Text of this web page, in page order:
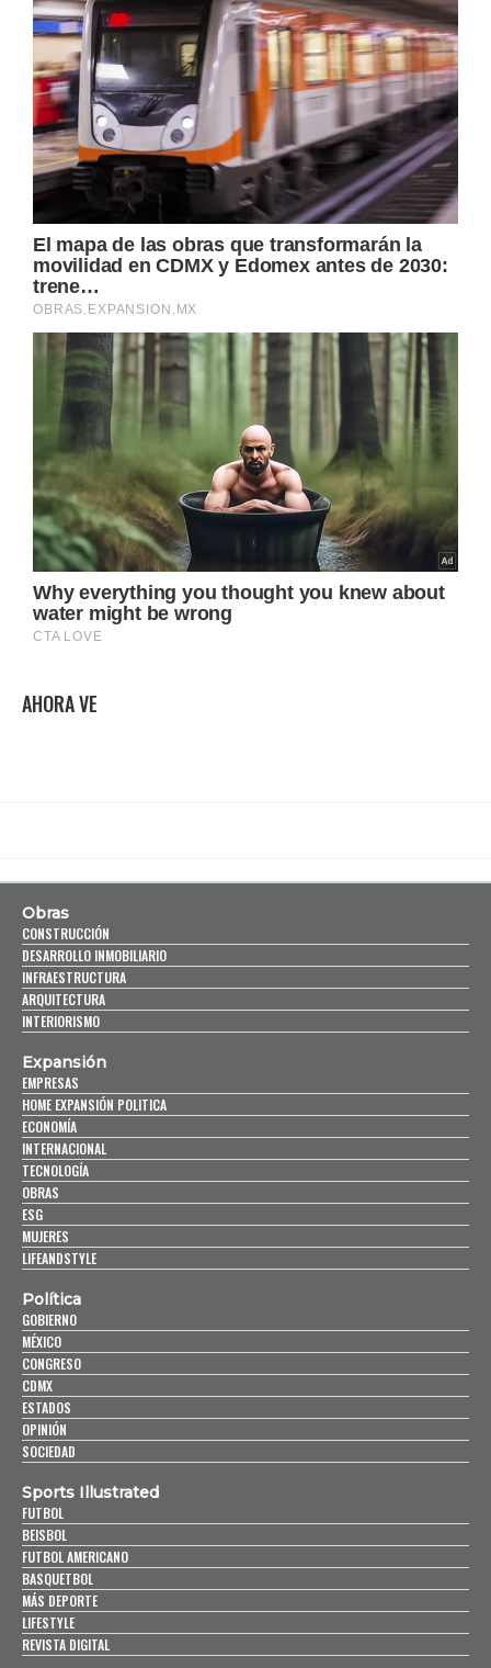
AHORA VE
Obras
CONSTRUCCIÓN
DESARROLLO INMOBILIARIO
INFRAESTRUCTURA
ARQUITECTURA
INTERIORISMO
Expansión
EMPRESAS
HOME EXPANSIÓN POLITICA
ECONOMÍA
INTERNACIONAL
TECNOLOGÍA
OBRAS
ESG
MUJERES
LIFEANDSTYLE
Política
GOBIERNO
MÉXICO
CONGRESO
CDMX
ESTADOS
OPINIÓN
SOCIEDAD
Sports Illustrated
FUTBOL
BEISBOL
FUTBOL AMERICANO
BASQUETBOL
MÁS DEPORTE
LIFESTYLE
REVISTA DIGITAL